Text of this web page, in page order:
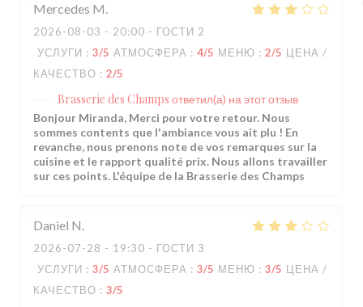
Mercedes M
2026-08-03 - 20:00 - ГОСТИ 2
УСЛУГИ : 3/5 АТМОСФЕРА : 4/5 МЕНЮ : 2/5 ЦЕНА /
КАЧЕСТВО : 2/5
Brasserie des Champs ответил(а) на этот отзыв
Bonjour Miranda, Merci pour votre retour. Nous
sommes contents que l'ambiance vous ait plu ! En
revanche, nous prenons note de vos remarques sur la
cuisine et le rapport qualité prix. Nous allons travailler
sur ces points. L'équipe de la Brasserie des Champs
Daniel N
2026-07-28 - 19:30 - ГОСТИ 3
УСЛУГИ : 3/5 АТМОСФЕРА : 3/5 МЕНЮ : 3/5 ЦЕНА /
КАЧЕСТВО : 3/5